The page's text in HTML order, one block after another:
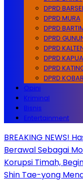
DPRD
DPRD MURA
DPRD
DPRD
DPRD
DPRD
DPRD
DPRD KOBAR
Opini
Kriminal
Bisnis
Entertainment
BREAKING NEWS!
Berawal Sebagai
Korupsi Timah,
Shin Tae-yong